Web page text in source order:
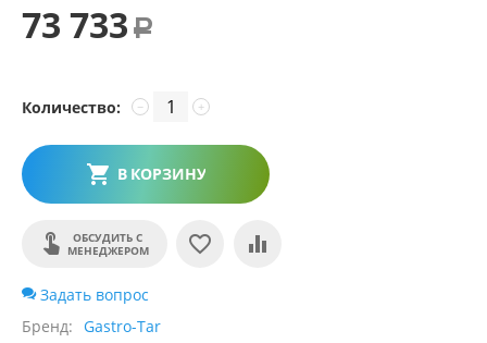
73 733 Р
Количество: +
−
В КОРЗИНУ
ОБСУДИТЬ С
МЕНЕДЖЕРОМ
Задать вопрос
Бренд
Gastro-Tar